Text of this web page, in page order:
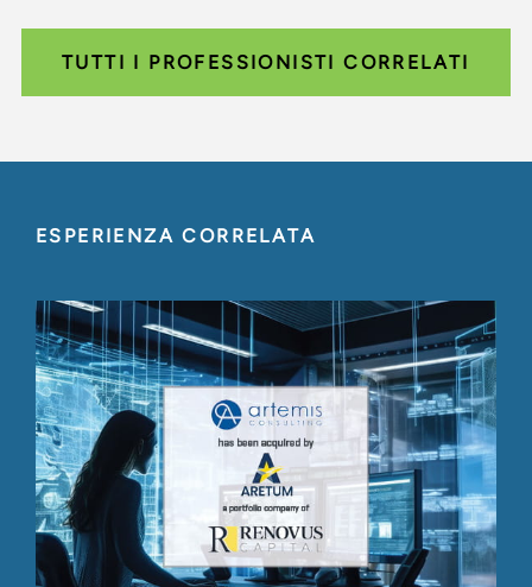
TUTTI I PROFESSIONISTI CORRELATI
ESPERIENZA CORRELATA